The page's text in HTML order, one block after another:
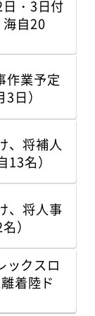
・3日付
自20
作業予定
日）
、将補人
名）
、将人事
）
ックスロ
着陸ド